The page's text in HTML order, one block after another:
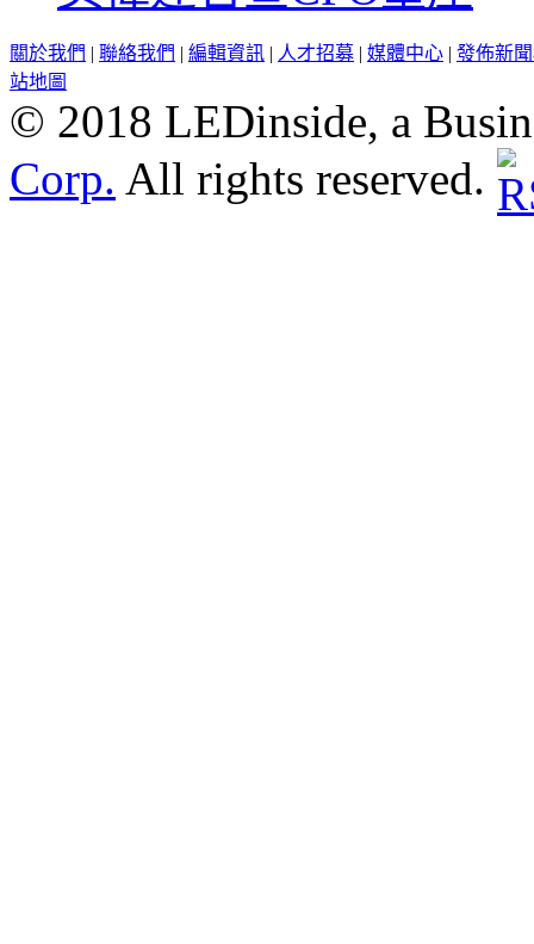
關於我們 | 聯絡我們 | 編輯資訊 | 人才招募 | 媒體中心 | 發佈新
站地圖
© 2018 LEDinside, a
Corp. All rights reserved.